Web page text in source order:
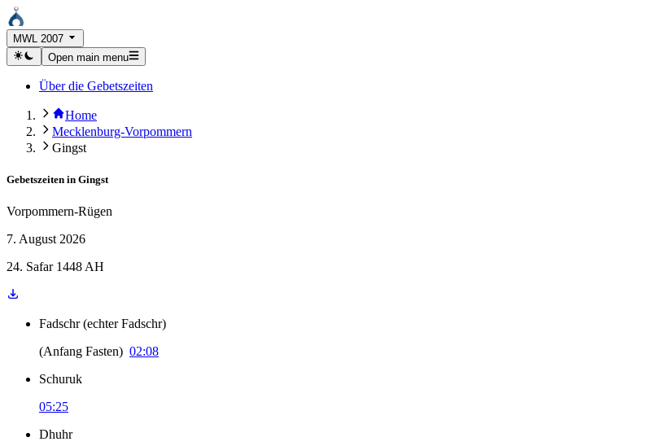
MWL 2007
Open main menu
Über die Gebetszeiten
Home
Mecklenburg-Vorpommern
Gingst
Gebetszeiten in Gingst
Vorpommern-Rügen
7. August 2026
24. Safar 1448 AH
Fadschr (echter Fadschr)
(Anfang Fasten) 02:08
Schuruk
05:25
Dhuhr